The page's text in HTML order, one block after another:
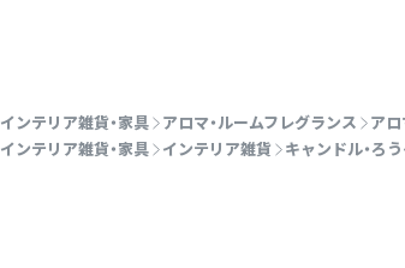
インテリア雑貨・家具 アロマ・ルームフレグランス ア
インテリア雑貨・家具 インテリア雑貨 キャンドル・ろ